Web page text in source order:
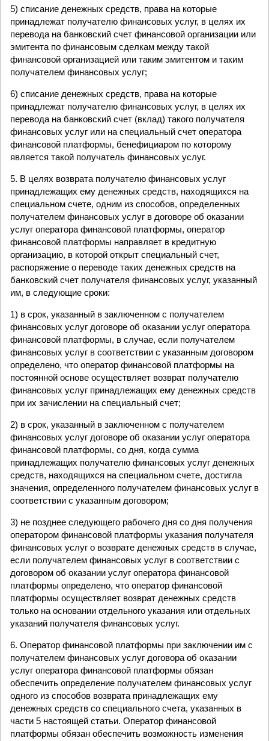
5) списание денежных средств, права на которые
принадлежат получателю финансовых услуг, в целях их
перевода на банковский счет финансовой организации или
эмитента по финансовым сделкам между такой
финансовой организацией или таким эмитентом и таким
получателем финансовых услуг;
6) списание денежных средств, права на которые
принадлежат получателю финансовых услуг, в целях их
перевода на банковский счет (вклад) такого получателя
финансовых услуг или на специальный счет оператора
финансовой платформы, бенефициаром по которому
является такой получатель финансовых услуг.
5. В целях возврата получателю финансовых услуг
принадлежащих ему денежных средств, находящихся на
специальном счете, одним из способов, определенных
получателем финансовых услуг в договоре об оказании
услуг оператора финансовой платформы, оператор
финансовой платформы направляет в кредитную
организацию, в которой открыт специальный счет,
распоряжение о переводе таких денежных средств на
банковский счет получателя финансовых услуг, указанный
им, в следующие сроки:
1) в срок, указанный в заключенном с получателем
финансовых услуг договоре об оказании услуг оператора
финансовой платформы, в случае, если получателем
финансовых услуг в соответствии с указанным договором
определено, что оператор финансовой платформы на
постоянной основе осуществляет возврат получателю
финансовых услуг принадлежащих ему денежных средств
при их зачислении на специальный счет;
2) в срок, указанный в заключенном с получателем
финансовых услуг договоре об оказании услуг оператора
финансовой платформы, со дня, когда сумма
принадлежащих получателю финансовых услуг денежных
средств, находящихся на специальном счете, достигла
значения, определенного получателем финансовых услуг в
соответствии с указанным договором;
3) не позднее следующего рабочего дня со дня получения
оператором финансовой платформы указания получателя
финансовых услуг о возврате денежных средств в случае,
если получателем финансовых услуг в соответствии с
договором об оказании услуг оператора финансовой
платформы определено, что оператор финансовой
платформы осуществляет возврат денежных средств
только на основании отдельного указания или отдельных
указаний получателя финансовых услуг.
6. Оператор финансовой платформы при заключении им с
получателем финансовых услуг договора об оказании
услуг оператора финансовой платформы обязан
обеспечить определение получателем финансовых услуг
одного из способов возврата принадлежащих ему
денежных средств со специального счета, указанных в
части 5 настоящей статьи. Оператор финансовой
платформы обязан обеспечить возможность изменения